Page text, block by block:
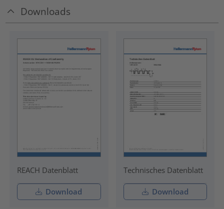
Downloads
REACH Datenblatt
Download
Technisches Datenblatt
Download